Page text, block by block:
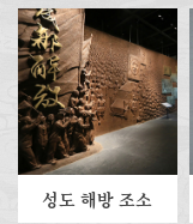
성도 해방 조소